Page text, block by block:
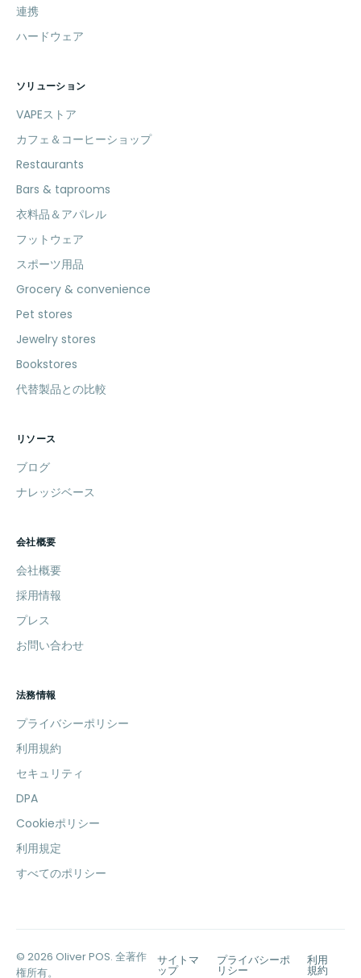
連携
ハードウェア
ソリューション
VAPEストア
カフェ＆コーヒーショップ
Restaurants
Bars & taprooms
衣料品＆アパレル
フットウェア
スポーツ用品
Grocery & convenience
Pet stores
Jewelry stores
Bookstores
代替製品との比較
リソース
ブログ
ナレッジベース
会社概要
会社概要
採用情報
プレス
お問い合わせ
法務情報
プライバシーポリシー
利用規約
セキュリティ
DPA
Cookieポリシー
利用規定
すべてのポリシー
© 2026 Oliver POS. 全著作
権所有。
サイトマ
ップ
プライバシーポ
リシー
利用
規約